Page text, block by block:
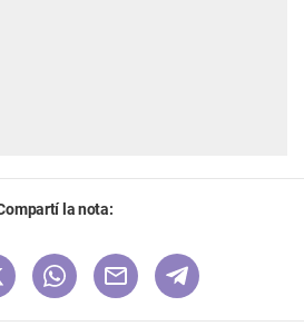
la nota: